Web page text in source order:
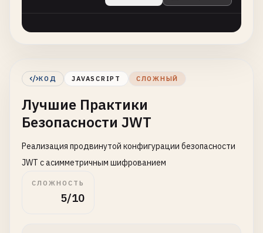
КОД JAVASCRIPT СЛОЖНЫЙ
Лучшие Практики
Безопасности JWT
Реализация продвинутой конфигурации безопасности
JWT с асимметричным шифрованием
СЛОЖНОСТЬ
5/10